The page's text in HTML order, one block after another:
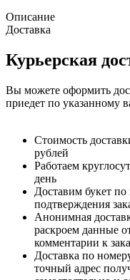
Описание
Доставка
Курьерская
Вы можете оформить
приедет по указанному
Стоимость
рублей
Работаем
день
Доставим букет по
подтверждения
Анонимная
раскроем данные
комментарии к
Доставка по
точный адрес